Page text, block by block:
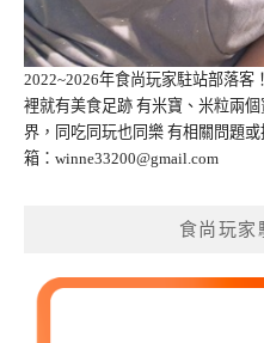
2022~2026年食尚玩家駐站部落客
裡就有美食足跡 有米寶、米粒兩
界，同吃同玩也同樂 有相關問題
箱： winne33200@gmail.com
食尚玩家